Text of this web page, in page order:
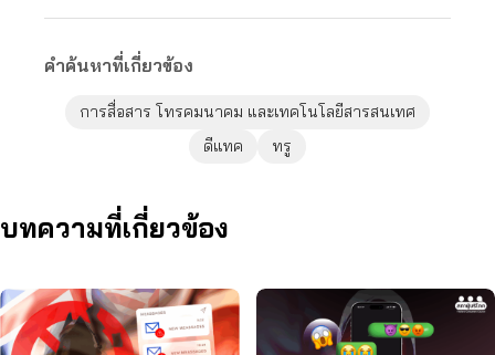
คำค้นหาที่เกี่ยวข้อง
การสื่อสาร โทรคมนาคม และเทคโนโลยีสารสนเทศ
ดีแทค
ทรู
บทความที่เกี่ยวข้อง